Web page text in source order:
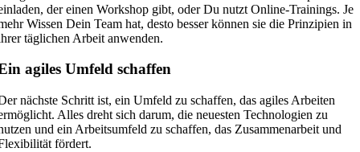
der einen Workshop gibt, oder Du nutzt Online-Trainings. Je
Wissen Dein Team hat, desto besser können sie die Prinzipien in
täglichen Arbeit anwenden.
agiles Umfeld schaffen
nächste Schritt ist, ein Umfeld zu schaffen, das agiles Arbeiten
Alles dreht sich darum, die neuesten Technologien zu
und ein Arbeitsumfeld zu schaffen, das Zusammenarbeit und
fördert.